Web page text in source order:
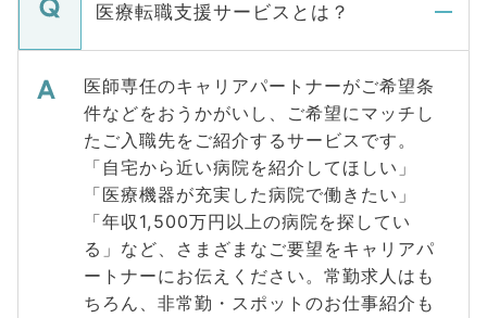
医療転職支援サービスとは？
医師専任のキャリアパートナーがご希望条
件などをおうかがいし、ご希望にマッチし
たご入職先をご紹介するサービスです。
「自宅から近い病院を紹介してほしい」
「医療機器が充実した病院で働きたい」
「年収1,500万円以上の病院を探してい
る」など、さまざまなご要望をキャリアパ
ートナーにお伝えください。常勤求人はも
ちろん、非常勤・スポットのお仕事紹介も